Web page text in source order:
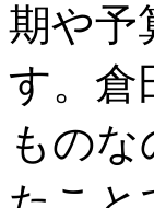
期や予
す。倉
もの